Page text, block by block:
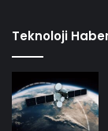
Teknoloji